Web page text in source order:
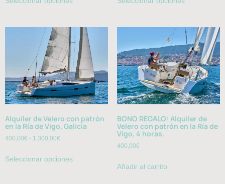
Alquiler de Velero con patrón
en la Ría de Vigo, Galicia
400,00€ - 1.300,00€
Seleccionar opciones
BONO REGALO: Alquiler de
Velero con patrón en la Ría de
Vigo, 4 horas.
400,00€
Añadir al carrito